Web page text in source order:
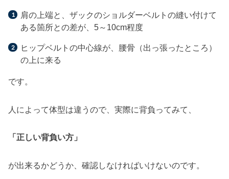
肩の上端と、ザックのショルダーベルトの縫い付けて
ある箇所との差が、5～10cm程度
ヒップベルトの中心線が、腰骨（出っ張ったところ）
の上に来る
です。
人によって体型は違うので、実際に背負ってみて、
「正しい背負い方」
が出来るかどうか、確認しなければいけないのです。